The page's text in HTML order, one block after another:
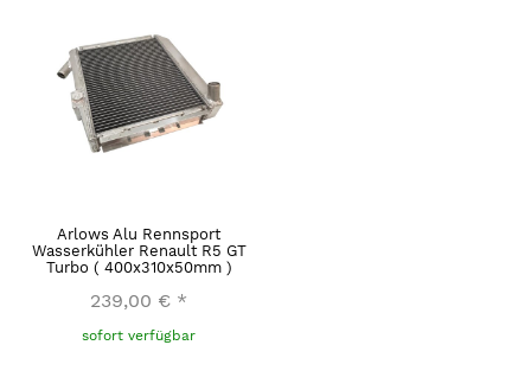
Arlows Alu Rennsport
Wasserkühler Renault R5 GT
Turbo ( 400x310x50mm )
239,00 € *
sofort verfügbar